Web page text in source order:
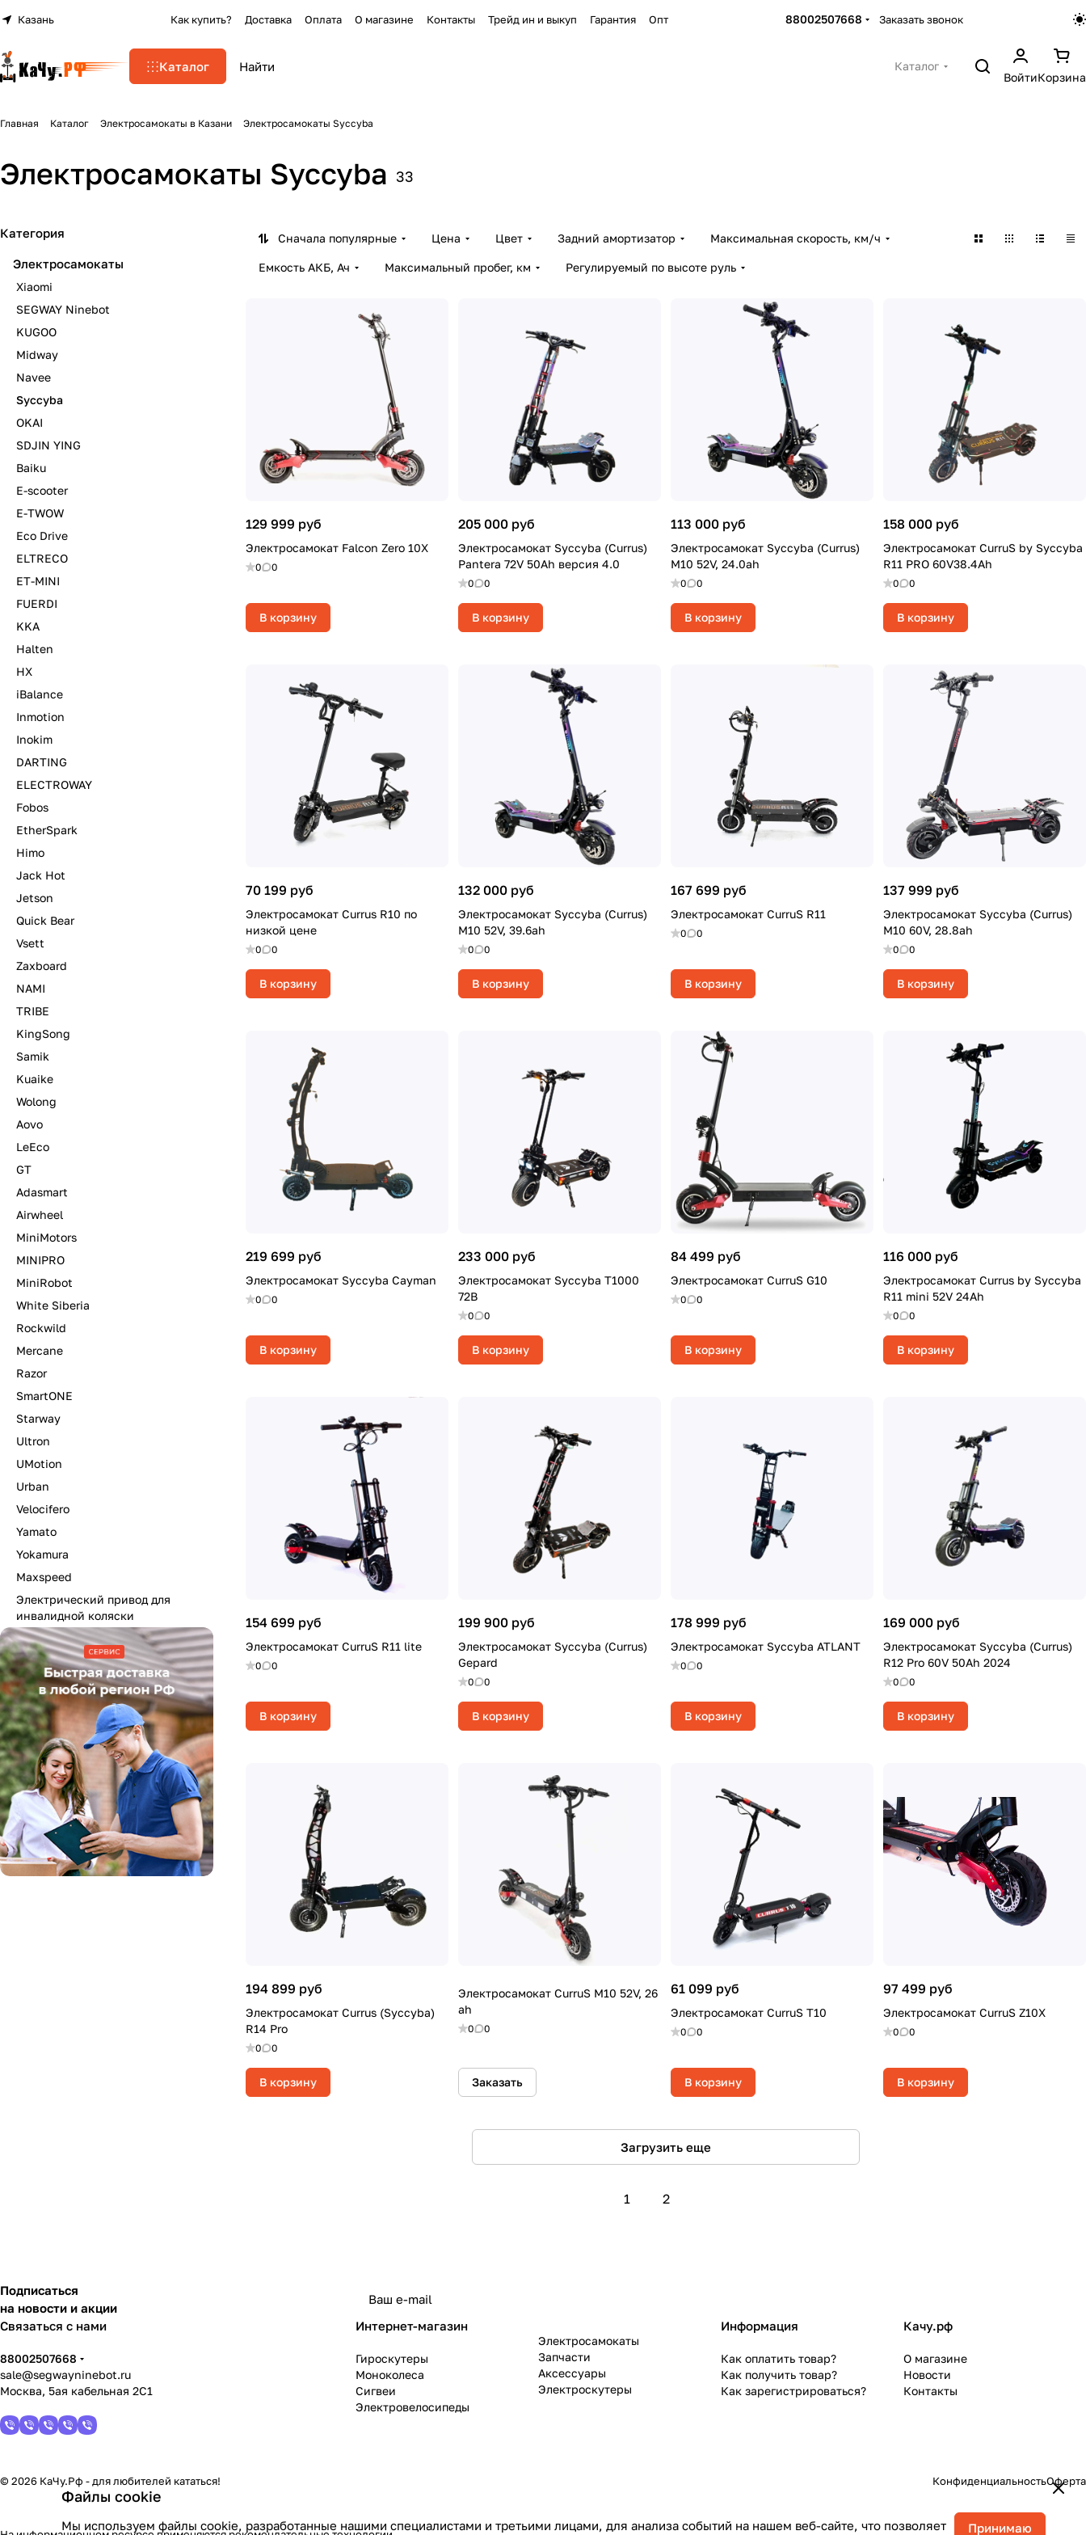
Казань Как купить? Доставка Оплата О магазине Контакты Трейд ин и выкуп Гарантия Опт 88002507668 Заказать звонок
Каталог
Каталог
ВойтиКорзина
Главная Каталог Электросамокаты в Казани Электросамокаты Syccyba
Электросамокаты Syccyba 33
Сначала популярные Цена Цвет Задний амортизатор Максимальная скорость, км/ч
Емкость АКБ, Ач Максимальный пробег, км Регулируемый по высоте руль
129 999 руб
Электросамокат Falcon Zero 10X
0 0
В корзину
205 000 руб
Электросамокат Syccyba (Currus)
Pantera 72V 50Ah версия 4.0
0 0
В корзину
113 000 руб
Электросамокат Syccyba (Currus)
M10 52V, 24.0ah
0 0
В корзину
158 000 руб
Электросамокат CurruS by Syccyba
R11 PRO 60V38.4Ah
0 0
В корзину
70 199 руб
Электросамокат Currus R10 по
низкой цене
0 0
В корзину
132 000 руб
Электросамокат Syccyba (Currus)
M10 52V, 39.6ah
0 0
В корзину
167 699 руб
Электросамокат CurruS R11
0 0
В корзину
137 999 руб
Электросамокат Syccyba (Currus)
M10 60V, 28.8ah
0 0
В корзину
219 699 руб
Электросамокат Syccyba Cayman
0 0
В корзину
233 000 руб
Электросамокат Syccyba T1000
72В
0 0
В корзину
84 499 руб
Электросамокат CurruS G10
0 0
В корзину
116 000 руб
Электросамокат Currus by Syccyba
R11 mini 52V 24Ah
0 0
В корзину
154 699 руб
Электросамокат CurruS R11 lite
0 0
В корзину
199 900 руб
Электросамокат Syccyba (Currus)
Gepard
0 0
В корзину
178 999 руб
Электросамокат Syccyba ATLANT
0 0
В корзину
169 000 руб
Электросамокат Syccyba (Currus)
R12 Pro 60V 50Ah 2024
0 0
В корзину
194 899 руб
Электросамокат Currus (Syccyba)
R14 Pro
0 0
В корзину
Электросамокат CurruS M10 52V, 26
ah
0 0
Заказать
61 099 руб
Электросамокат CurruS T10
0 0
В корзину
97 499 руб
Электросамокат CurruS Z10X
0 0
В корзину
Загрузить еще
1 2
Категория
Электросамокаты
Xiaomi
SEGWAY Ninebot
KUGOO
Midway
Navee
Syccyba
OKAI
SDJIN YING
Baiku
E-scooter
E-TWOW
Eco Drive
ELTRECO
ET-MINI
FUERDI
KKA
Halten
HX
iBalance
Inmotion
Inokim
DARTING
ELECTROWAY
Fobos
EtherSpark
Himo
Jack Hot
Jetson
Quick Bear
Vsett
Zaxboard
NAMI
TRIBE
KingSong
Samik
Kuaike
Wolong
Aovo
LeEco
GT
Adasmart
Airwheel
MiniMotors
MINIPRO
MiniRobot
White Siberia
Rockwild
Mercane
Razor
SmartONE
Starway
Ultron
UMotion
Urban
Velocifero
Yamato
Yokamura
Maxspeed
Электрический привод для
инвалидной коляски
Подписаться
на новости и акции
Связаться с нами
88002507668
sale@segwayninebot.ru
Москва, 5ая кабельная 2С1
Интернет-магазин
Гироскутеры
Моноколеса
Сигвеи
Электровелосипеды
Электросамокаты
Запчасти
Аксессуары
Электроскутеры
Информация
Как оплатить товар?
Как получить товар?
Как зарегистрироваться?
Качу.рф
О магазине
Новости
Контакты
© 2026 КаЧу.Рф - для любителей кататься! КонфиденциальностьОферта
Файлы cookie
Мы используем файлы cookie, разработанные нашими специалистами и третьими лицами, для анализа событий на нашем веб-сайте, что позволяет Принимаю